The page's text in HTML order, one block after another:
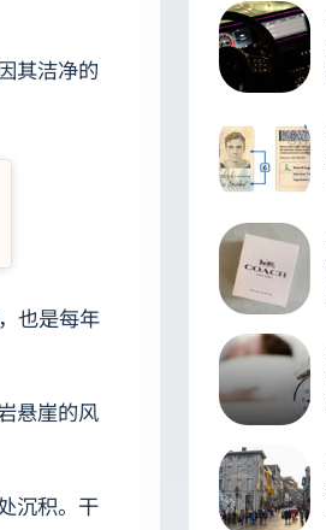
其洁净的
也是每年
悬崖的风
沉积。干